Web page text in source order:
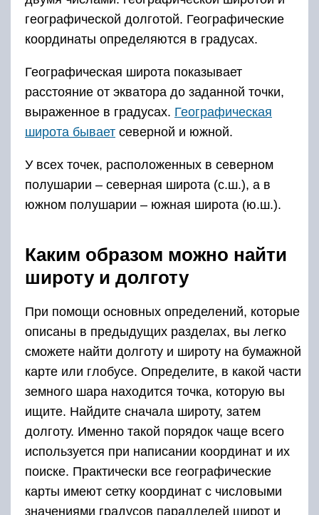
географической долготой. Географические
координаты определяются в градусах.
Географическая широта показывает
расстояние от экватора до заданной точки,
выраженное в градусах. Географическая
широта бывает северной и южной.
У всех точек, расположенных в северном
полушарии – северная широта (с.ш.), а в
южном полушарии – южная широта (ю.ш.).
Каким образом можно найти
широту и долготу
При помощи основных определений, которые
описаны в предыдущих разделах, вы легко
сможете найти долготу и широту на бумажной
карте или глобусе. Определите, в какой части
земного шара находится точка, которую вы
ищите. Найдите сначала широту, затем
долготу. Именно такой порядок чаще всего
используется при написании координат и их
поиске. Практически все географические
карты имеют сетку координат с числовыми
значениями градусов параллелей широт и